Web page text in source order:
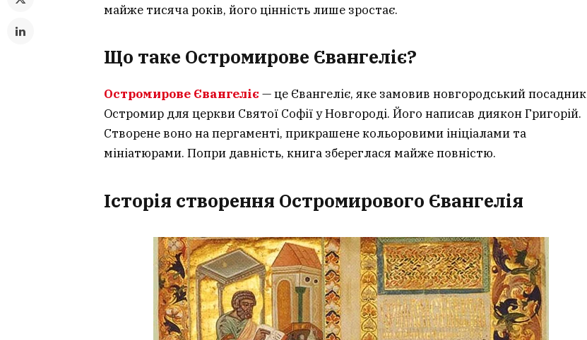
майже тисяча років, його цінність лише зростає.
Що таке Остромирове Євангеліє?
Остромирове Євангеліє — це Євангеліє, яке замовив новгородський посадник
Остромир для церкви Святої Софії у Новгороді. Його написав диякон Григорій.
Створене воно на пергаменті, прикрашене кольоровими ініціалами та
мініатюрами. Попри давність, книга збереглася майже повністю.
Історія створення Остромирового Євангелія